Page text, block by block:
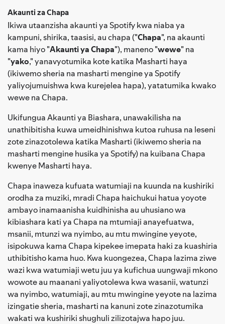
Akaunti za Chapa
Ikiwa utaanzisha akaunti ya Spotify kwa niaba ya
kampuni, shirika, taasisi, au chapa ("Chapa", na akaunti
kama hiyo "Akaunti ya Chapa"), maneno "wewe" na
"yako," yanavyotumika kote katika Masharti haya
(ikiwemo sheria na masharti mengine ya Spotify
yaliyojumuishwa kwa kurejelea hapa), yatatumika kwako
wewe na Chapa.
Ukifungua Akaunti ya Biashara, unawakilisha na
unathibitisha kuwa umeidhinishwa kutoa ruhusa na leseni
zote zinazotolewa katika Masharti (ikiwemo sheria na
masharti mengine husika ya Spotify) na kuibana Chapa
kwenye Masharti haya.
Chapa inaweza kufuata watumiaji na kuunda na kushiriki
orodha za muziki, mradi Chapa haichukui hatua yoyote
ambayo inamaanisha kuidhinisha au uhusiano wa
kibiashara kati ya Chapa na mtumiaji anayefuatwa,
msanii, mtunzi wa nyimbo, au mtu mwingine yeyote,
isipokuwa kama Chapa kipekee imepata haki za kuashiria
uthibitisho kama huo. Kwa kuongezea, Chapa lazima ziwe
wazi kwa watumiaji wetu juu ya kufichua uungwaji mkono
wowote au maanani yaliyotolewa kwa wasanii, watunzi
wa nyimbo, watumiaji, au mtu mwingine yeyote na lazima
izingatie sheria, masharti na kanuni zote zinazotumika
wakati wa kushiriki shughuli zilizotajwa hapo juu.